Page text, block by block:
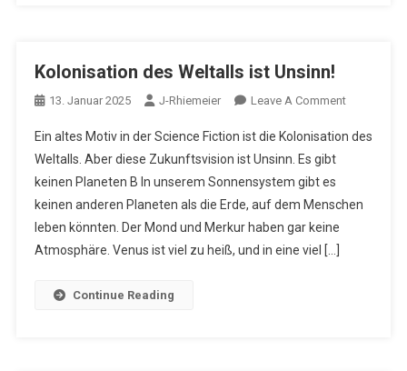
Kolonisation des Weltalls ist Unsinn!
13. Januar 2025 J-Rhiemeier Leave A CommentOn
Des
Unsinn!
Ein altes Motiv in der Science Fiction ist die Kolonisation des
Weltalls. Aber diese Zukunftsvision ist Unsinn. Es gibt
keinen Planeten B In unserem Sonnensystem gibt es
keinen anderen Planeten als die Erde, auf dem Menschen
leben könnten. Der Mond und Merkur haben gar keine
Atmosphäre. Venus ist viel zu heiß, und in eine viel […]
Continue Reading